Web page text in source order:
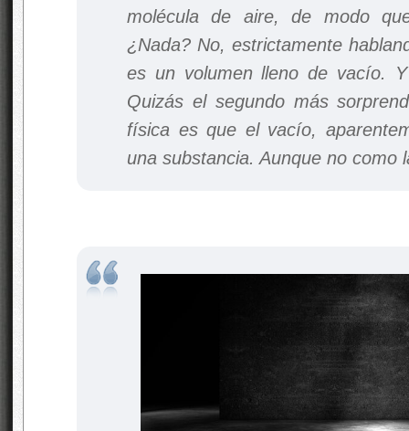
molécula de aire, de modo
¿Nada? No, estrictamente
es un volumen lleno de vacío.
Quizás el segundo más
física es que el vacío,
una substancia. Aunque no como